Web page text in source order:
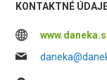
KONTAKTNÉ